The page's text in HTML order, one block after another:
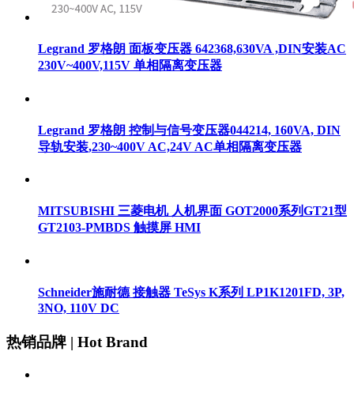
Legrand 罗格朗 面板变压器 642368,630VA ,DIN安装AC
230V~400V,115V 单相隔离变压器
Legrand 罗格朗 控制与信号变压器044214, 160VA, DIN
导轨安装,230~400V AC,24V AC单相隔离变压器
MITSUBISHI 三菱电机 人机界面 GOT2000系列GT21型
GT2103-PMBDS 触摸屏 HMI
Schneider施耐德 接触器 TeSys K系列 LP1K1201FD, 3P,
3NO, 110V DC
热销品牌 | Hot Brand